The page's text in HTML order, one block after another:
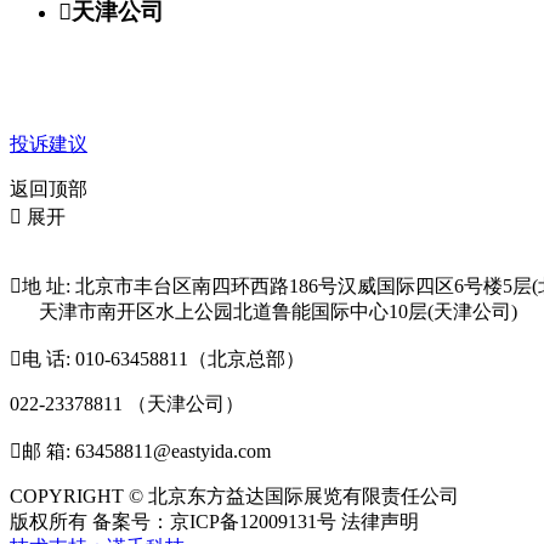
天津公司
投诉建议
返回顶部
 展开
地 址: 北京市丰台区南四环西路186号汉威国际四区6号楼5层(
天津市南开区水上公园北道鲁能国际中心10层(天津公司)
电 话: 010-63458811（北京总部）
022-23378811 （天津公司）
邮 箱: 63458811@eastyida.com
COPYRIGHT © 北京东方益达国际展览有限责任公司
版权所有 备案号：京ICP备12009131号 法律声明